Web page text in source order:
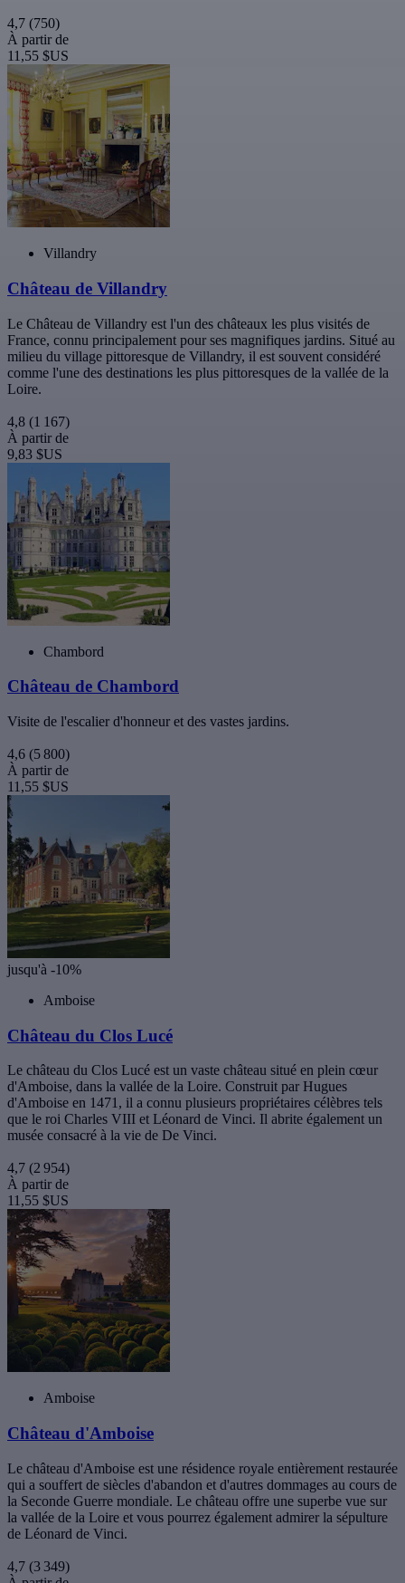
4,7 (750)
À partir de
11,55 $US
Villandry
Château de Villandry
Le Château de Villandry est l'un des châteaux les plus visités de
France, connu principalement pour ses magnifiques jardins. Situé au
milieu du village pittoresque de Villandry, il est souvent considéré
comme l'une des destinations les plus pittoresques de la vallée de la
Loire.
4,8 (1 167)
À partir de
9,83 $US
Chambord
Château de Chambord
Visite de l'escalier d'honneur et des vastes jardins.
4,6 (5 800)
À partir de
11,55 $US
jusqu'à -10%
Amboise
Château du Clos Lucé
Le château du Clos Lucé est un vaste château situé en plein cœur
d'Amboise, dans la vallée de la Loire. Construit par Hugues
d'Amboise en 1471, il a connu plusieurs propriétaires célèbres tels
que le roi Charles VIII et Léonard de Vinci. Il abrite également un
musée consacré à la vie de De Vinci.
4,7 (2 954)
À partir de
11,55 $US
Amboise
Château d'Amboise
Le château d'Amboise est une résidence royale entièrement restaurée
qui a souffert de siècles d'abandon et d'autres dommages au cours de
la Seconde Guerre mondiale. Le château offre une superbe vue sur
la vallée de la Loire et vous pourrez également admirer la sépulture
de Léonard de Vinci.
4,7 (3 349)